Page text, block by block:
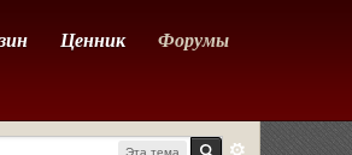
Ценник Форумы
Эта тема